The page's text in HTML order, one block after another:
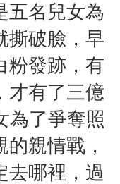
五名兒女為
撕破臉，早
粉發跡，有
才有了三億
為了爭奪照
親情戰，
去哪裡，過